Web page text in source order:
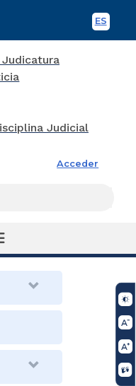
ES
Acceder